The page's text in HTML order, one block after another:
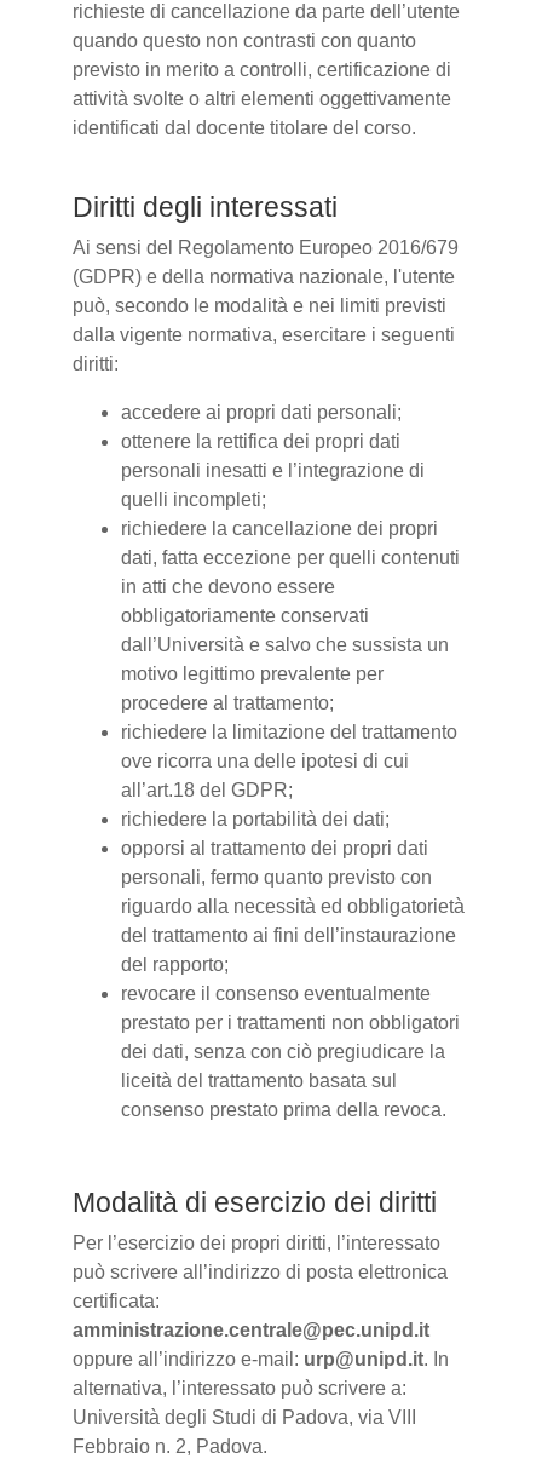
richieste di cancellazione da parte dell’utente
quando questo non contrasti con quanto
previsto in merito a controlli, certificazione di
attività svolte o altri elementi oggettivamente
identificati dal docente titolare del corso.
Diritti degli interessati
Ai sensi del Regolamento Europeo 2016/679
(GDPR) e della normativa nazionale, l'utente
può, secondo le modalità e nei limiti previsti
dalla vigente normativa, esercitare i seguenti
diritti:
accedere ai propri dati personali;
ottenere la rettifica dei propri dati
personali inesatti e l’integrazione di
quelli incompleti;
richiedere la cancellazione dei propri
dati, fatta eccezione per quelli contenuti
in atti che devono essere
obbligatoriamente conservati
dall’Università e salvo che sussista un
motivo legittimo prevalente per
procedere al trattamento;
richiedere la limitazione del trattamento
ove ricorra una delle ipotesi di cui
all’art.18 del GDPR;
richiedere la portabilità dei dati;
opporsi al trattamento dei propri dati
personali, fermo quanto previsto con
riguardo alla necessità ed obbligatorietà
del trattamento ai fini dell’instaurazione
del rapporto;
revocare il consenso eventualmente
prestato per i trattamenti non obbligatori
dei dati, senza con ciò pregiudicare la
liceità del trattamento basata sul
consenso prestato prima della revoca.
Modalità di esercizio dei diritti
Per l’esercizio dei propri diritti, l’interessato
può scrivere all’indirizzo di posta elettronica
certificata:
amministrazione.centrale@pec.unipd.it
oppure all’indirizzo e-mail: urp@unipd.it. In
alternativa, l’interessato può scrivere a:
Università degli Studi di Padova, via VIII
Febbraio n. 2, Padova.